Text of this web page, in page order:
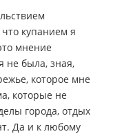
купанием я
мнение
не была, зная,
которое мне
которые не
города, отдых
Да и к любому